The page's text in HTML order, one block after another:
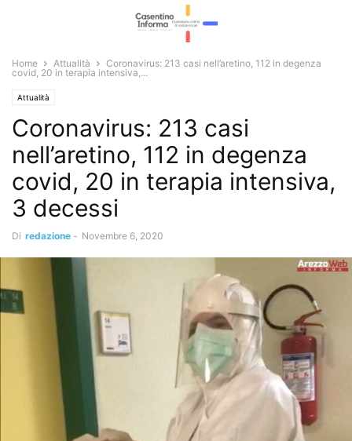
Home Attualità
Coronavirus: 213 casi nell’aretino, 112 in degenza
covid, 20 in terapia intensiva,...
Attualità
Coronavirus: 213 casi
nell’aretino, 112 in degenza
covid, 20 in terapia intensiva,
3 decessi
Di redazione - Novembre 6, 2020